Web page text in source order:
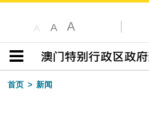
A A A
目录
首页
新闻